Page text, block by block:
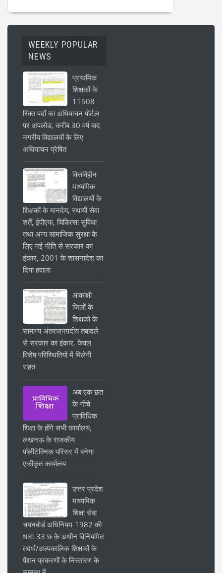
WEEKLY POPULAR
NEWS
प्राथमिक
शिक्षकों के
11508
रिक्त पदों का अधियाचन पोर्टल
पर अपलोड, करीब 30 वर्ष बाद
नगरीय विद्यालयों के लिए
अधियाचन प्रेषित
वित्तविहीन
माध्यमिक
विद्यालयों के
शिक्षकों के मानदेय, स्थायी सेवा
शर्तें, ईपीएफ, चिकित्सा सुविधा
तथा अन्य सामाजिक सुरक्षा के
लिए नई नीति से सरकार का
इंकार, 2001 के शासनादेश का
दिया हवाला
आकांक्षी
जिलों के
शिक्षकों के
सामान्य अंतरजनपदीय तबादले
से सरकार का इंकार, केवल
विशेष परिस्थितियों में मिलेगी
राहत
अब एक छत
के नीचे
प्राविधिक
शिक्षा के होंगे सभी कार्यालय,
लखनऊ के राजकीय
पॉलीटेक्निक परिसर में बनेगा
एकीकृत कार्यालय
उत्तर प्रदेश
माध्यमिक
शिक्षा सेवा
चयनबोर्ड अधिनियम-1982 की
धारा-33 छ के अधीन विनियमित
तदर्थ/अल्पकालिक शिक्षकों के
पेंशन प्रकरणों के निस्तारण के